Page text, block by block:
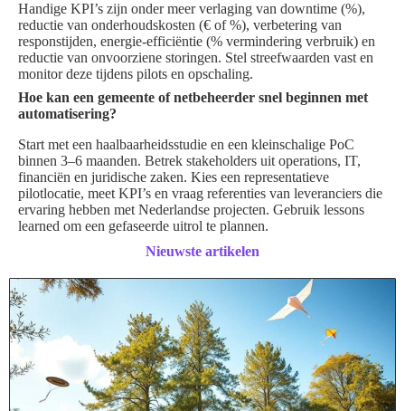
Handige KPI’s zijn onder meer verlaging van downtime (%),
reductie van onderhoudskosten (€ of %), verbetering van
responstijden, energie-efficiëntie (% vermindering verbruik) en
reductie van onvoorziene storingen. Stel streefwaarden vast en
monitor deze tijdens pilots en opschaling.
Hoe kan een gemeente of netbeheerder snel beginnen met
automatisering?
Start met een haalbaarheidsstudie en een kleinschalige PoC
binnen 3–6 maanden. Betrek stakeholders uit operations, IT,
financiën en juridische zaken. Kies een representatieve
pilotlocatie, meet KPI’s en vraag referenties van leveranciers die
ervaring hebben met Nederlandse projecten. Gebruik lessons
learned om een gefaseerde uitrol te plannen.
Nieuwste artikelen